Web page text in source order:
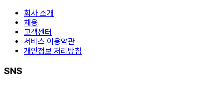
회사 소개
채용
고객센터
서비스 이용약관
개인정보 처리방침
SNS